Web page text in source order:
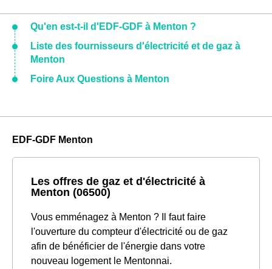
Qu'en est-t-il d'EDF-GDF à Menton ?
Liste des fournisseurs d'électricité et de gaz à
Menton
Foire Aux Questions à Menton
EDF-GDF Menton
Les offres de gaz et d'électricité à
Menton (06500)
Vous emménagez à Menton ? Il faut faire
l'ouverture du compteur d'électricité ou de gaz
afin de bénéficier de l'énergie dans votre
nouveau logement le Mentonnai.